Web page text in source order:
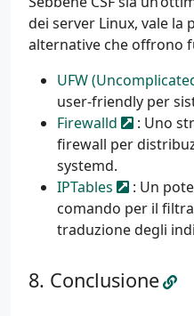
dei server Linux, vale la
alternative che offrono
UFW
user-friendly per
Firewalld
: Uno
firewall per
systemd.
IPTables
: Un
comando per il
traduzione degli
Conclusione